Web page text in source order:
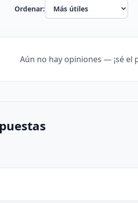
Ordenar:
Aún no hay opiniones — ¡sé el